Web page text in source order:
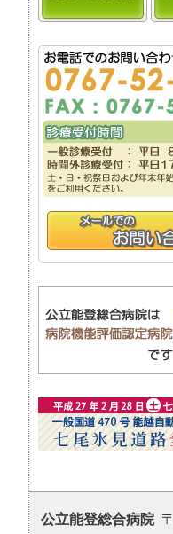
公立能登総合病院〒